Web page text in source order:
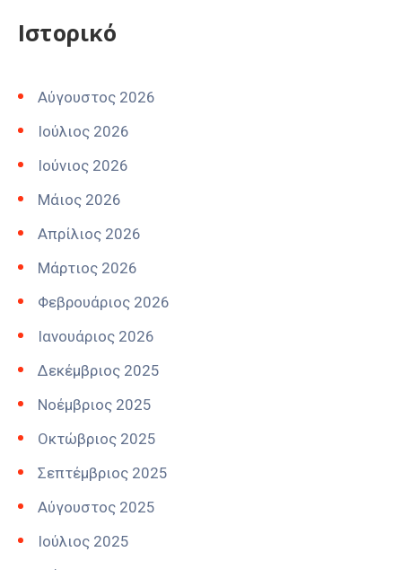
Ιστορικό
Αύγουστος 2026
Ιούλιος 2026
Ιούνιος 2026
Μάιος 2026
Απρίλιος 2026
Μάρτιος 2026
Φεβρουάριος 2026
Ιανουάριος 2026
Δεκέμβριος 2025
Νοέμβριος 2025
Οκτώβριος 2025
Σεπτέμβριος 2025
Αύγουστος 2025
Ιούλιος 2025